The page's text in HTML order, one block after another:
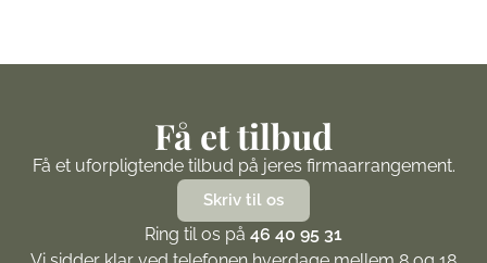
Få et tilbud
Få et uforpligtende tilbud på jeres firmaarrangement.
Skriv til os
Ring til os på 46 40 95 31